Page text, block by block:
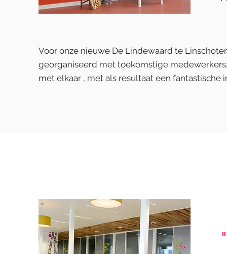
Voor onze nieuwe De Lindewaard te
georganiseerd met toekomstige
met elkaar , met als resultaat een